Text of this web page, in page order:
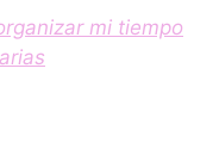
mi tiempo